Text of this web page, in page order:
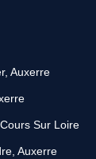
Auxerre
Sur Loire
Auxerre